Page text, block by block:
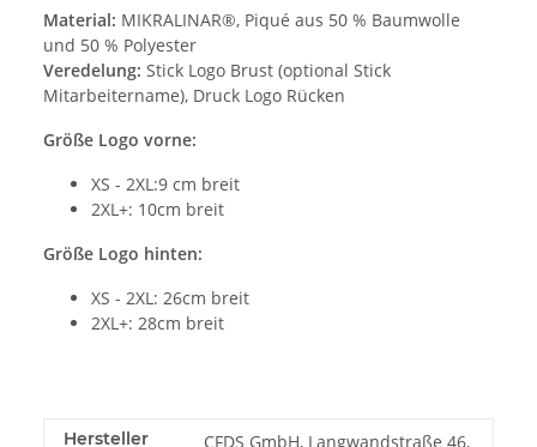
Material: MIKRALINAR®, Piqué aus 50 % Baumwolle
und 50 % Polyester
Veredelung: Stick Logo Brust (optional Stick
Mitarbeitername), Druck Logo Rücken
Größe Logo vorne:
XS - 2XL:9 cm breit
2XL+: 10cm breit
Größe Logo hinten:
XS - 2XL: 26cm breit
2XL+: 28cm breit
Hersteller
CFDS GmbH, Langwandstraße 46,